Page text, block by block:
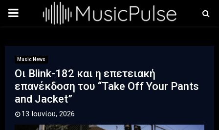
PRIMARY
Music News
Οι Blink-182 και η επετειακή
επανέκδοση του “Take Off Your Pants
and Jacket”
13 Ιουνίου, 2026